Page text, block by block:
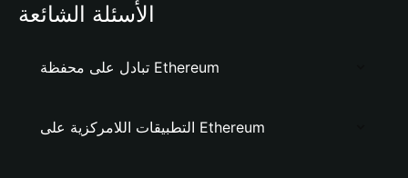
الأسئلة الشائعة
تبادل على محفظة Ethereum
التطبيقات اللامركزية على Ethereum